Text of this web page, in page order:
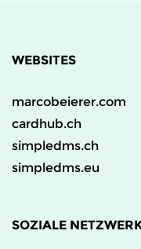
WEBSITES
marcobeierer.com
cardhub.ch
simpledms.ch
simpledms.eu
SOZIALE